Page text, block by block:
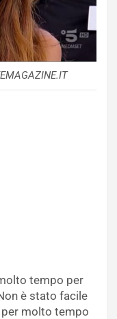
tempo per
è stato facile
per molto tempo